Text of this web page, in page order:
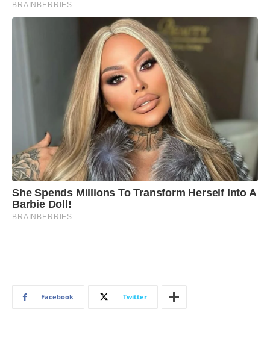
Facebook Twitter